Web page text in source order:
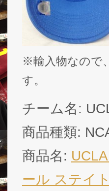
※輸入物なので
す。
チーム名:
商品種類:
商品名:
ール ステイ